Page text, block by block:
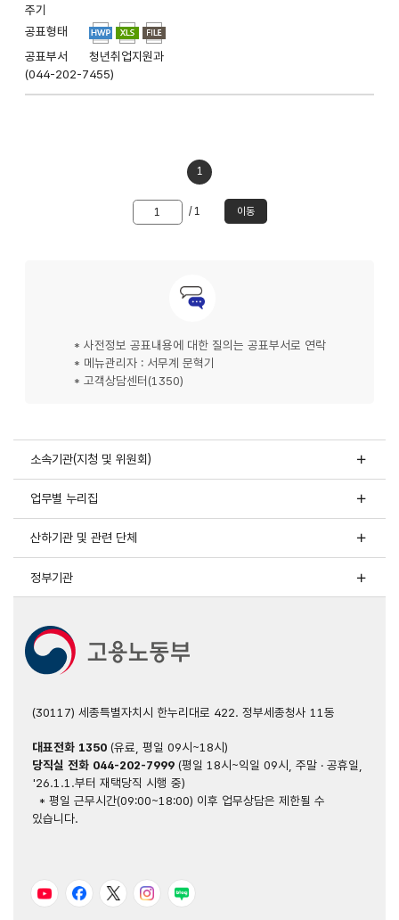
청년취업지원과
(044-202-7455)
1
이동할
입력
/ 1 이동
* 사전정보 공표내용에 대한 질의는 공표부서로 연락
* 메뉴관리자 : 서무계 문혁기
* 고객상담센터(1350)
소속기관(지청 및 위원회)
업무별 누리집
산하기관 및 관련 단체
정부기관
(30117) 세종특별자치시 한누리대로 422. 정부세종청사 11동
대표전화 1350(유료, 평일 09시~18시)
당직실 전화 044-202-7999(평일 18시~익일 09시, 주말 · 공휴일,
'26.1.1.부터 재택당직 시행 중)
* 평일 근무시간(09:00~18:00) 이후 업무상담은 제한될 수
있습니다.
유튜브 페이스북트위터 인스타그램
블로그